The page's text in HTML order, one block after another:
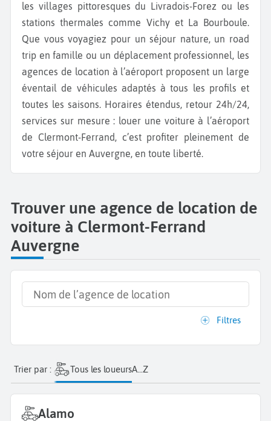
les villages pittoresques du Livradois-Forez ou les
stations thermales comme Vichy et La Bourboule.
Que vous voyagiez pour un séjour nature, un road
trip en famille ou un déplacement professionnel, les
agences de location à l’aéroport proposent un large
éventail de véhicules adaptés à tous les profils et
toutes les saisons. Horaires étendus, retour 24h/24,
services sur mesure : louer une voiture à l’aéroport
de Clermont-Ferrand, c’est profiter pleinement de
votre séjour en Auvergne, en toute liberté.
Trouver une agence de location de
voiture à Clermont-Ferrand
Auvergne
Filtres
Trier par : Tous les loueursA...Z
Alamo